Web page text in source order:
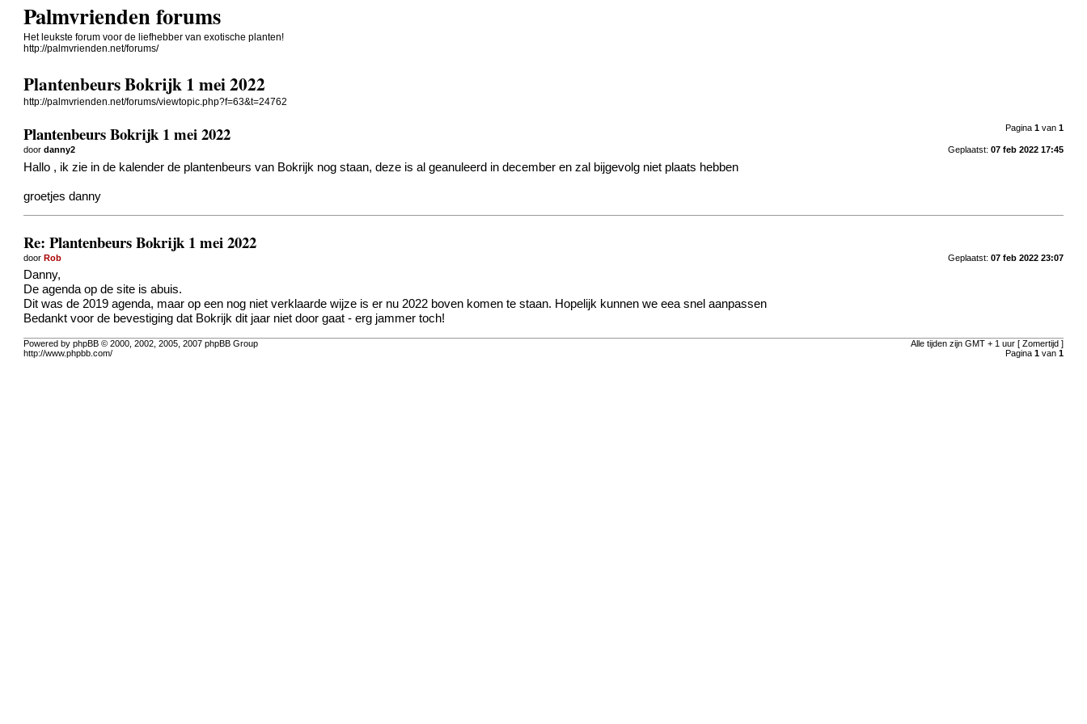
Palmvrienden forums
Het leukste forum voor de liefhebber van exotische planten!
http://palmvrienden.net/forums/
Plantenbeurs Bokrijk 1 mei 2022
http://palmvrienden.net/forums/viewtopic.php?f=63&t=24762
Pagina 1van 1
Plantenbeurs Bokrijk 1 mei 2022
Geplaatst: 07 feb 2022 17:45
doordanny2
Hallo , ik zie in de kalender de plantenbeurs van Bokrijk nog staan, deze is al geanuleerd in december en zal bijgevolg niet plaats hebben
groetjes danny
Re: Plantenbeurs Bokrijk 1 mei 2022
Geplaatst: 07 feb 2022 23:07
doorRob
Danny,
De agenda op de site is abuis.
Dit was de 2019 agenda, maar op een nog niet verklaarde wijze is er nu 2022 boven komen te staan. Hopelijk kunnen we eea snel aanpassen
Bedankt voor de bevestiging dat Bokrijk dit jaar niet door gaat - erg jammer toch!
Alle tijden zijn GMT + 1 uur [ Zomertijd ]
Pagina 1van 1
Powered by phpBB © 2000, 2002, 2005, 2007 phpBB Group
http://www.phpbb.com/